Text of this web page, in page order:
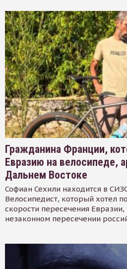
Гражданина Франции,
Евразию на велосипеде,
Дальнем Востоке
Софиан Сехили находится в
Велосипедист, который хотел
скорости пересечения
незаконном пересечении